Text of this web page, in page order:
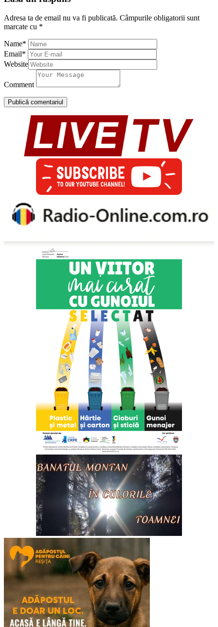
Adresa ta de email nu va fi publicată. Câmpurile obligatorii sunt
marcate cu *
Name*
Email*
Website
Comment